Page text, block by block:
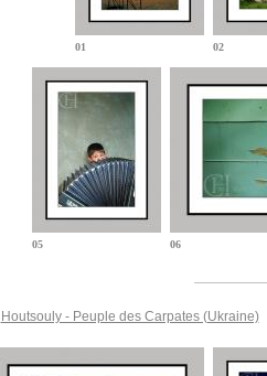
01 02
05 06
Houtsouly - Peuple des Carpates (Ukraine)